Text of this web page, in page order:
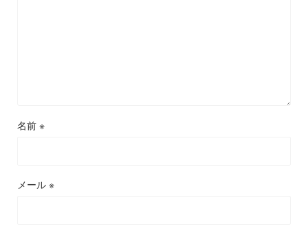
名前 ※
メール ※